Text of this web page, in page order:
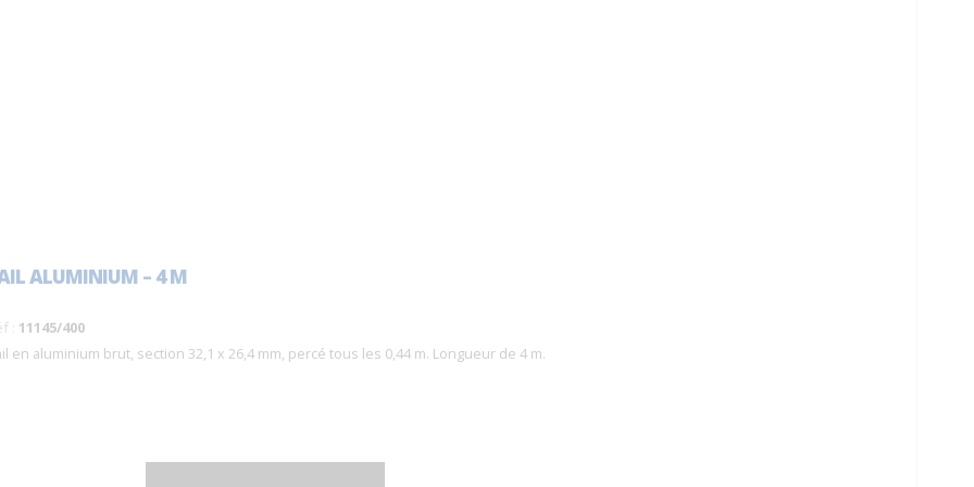
ALUMINIUM – 4 M
: 11145/400
en aluminium brut, section 32,1 x 26,4 mm, percé tous les 0,44 m. Longueur de 4 m.